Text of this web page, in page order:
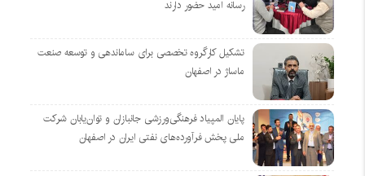
رسانه امید حضور دارند
تشکیل کارگروه تخصصی برای ساماندهی و توسعه صنعت
ماساژ در اصفهان
پایان المپیاد فرهنگی‌ورزشی جانبازان و توان‌یابان شرکت
ملی پخش فرآورده‌های نفتی ایران در اصفهان